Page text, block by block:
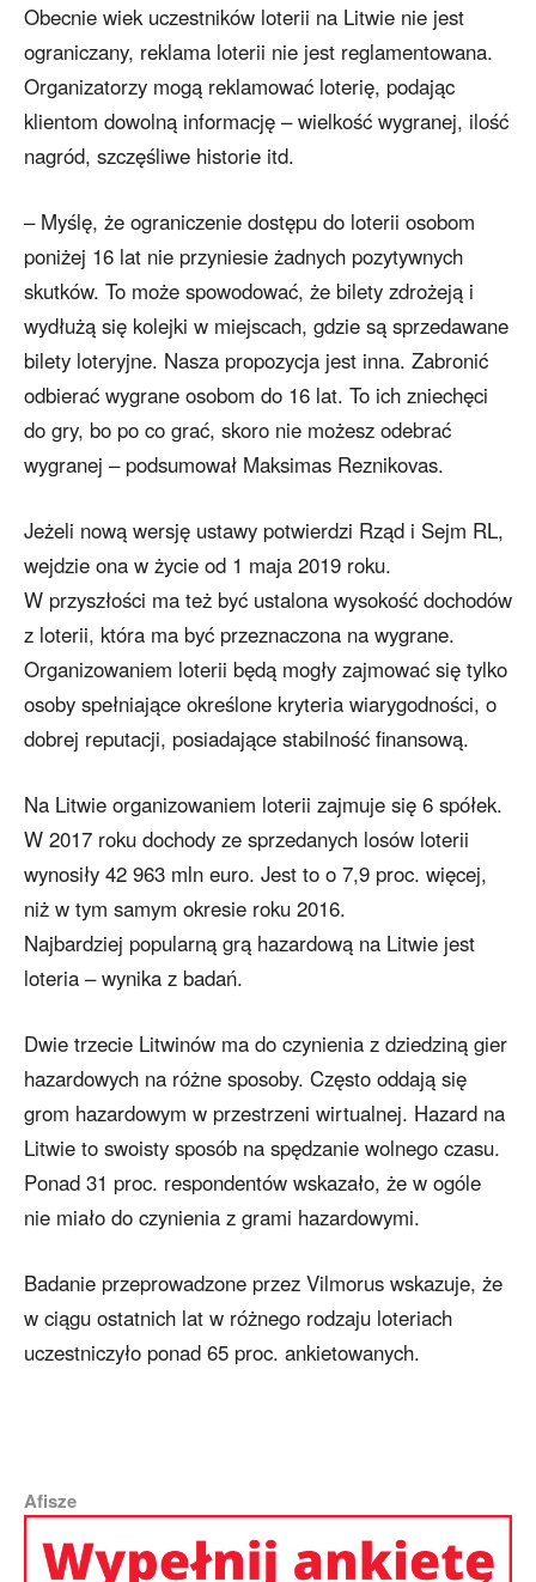
Obecnie wiek uczestników loterii na Litwie nie jest
ograniczany, reklama loterii nie jest reglamentowana.
Organizatorzy mogą reklamować loterię, podając
klientom dowolną informację – wielkość wygranej, ilość
nagród, szczęśliwe historie itd.
– Myślę, że ograniczenie dostępu do loterii osobom
poniżej 16 lat nie przyniesie żadnych pozytywnych
skutków. To może spowodować, że bilety zdrożeją i
wydłużą się kolejki w miejscach, gdzie są sprzedawane
bilety loteryjne. Nasza propozycja jest inna. Zabronić
odbierać wygrane osobom do 16 lat. To ich zniechęci
do gry, bo po co grać, skoro nie możesz odebrać
wygranej – podsumował Maksimas Reznikovas.
Jeżeli nową wersję ustawy potwierdzi Rząd i Sejm RL,
wejdzie ona w życie od 1 maja 2019 roku.
W przyszłości ma też być ustalona wysokość dochodów
z loterii, która ma być przeznaczona na wygrane.
Organizowaniem loterii będą mogły zajmować się tylko
osoby spełniające określone kryteria wiarygodności, o
dobrej reputacji, posiadające stabilność finansową.
Na Litwie organizowaniem loterii zajmuje się 6 spółek.
W 2017 roku dochody ze sprzedanych losów loterii
wynosiły 42 963 mln euro. Jest to o 7,9 proc. więcej,
niż w tym samym okresie roku 2016.
Najbardziej popularną grą hazardową na Litwie jest
loteria – wynika z badań.
Dwie trzecie Litwinów ma do czynienia z dziedziną gier
hazardowych na różne sposoby. Często oddają się
grom hazardowym w przestrzeni wirtualnej. Hazard na
Litwie to swoisty sposób na spędzanie wolnego czasu.
Ponad 31 proc. respondentów wskazało, że w ogóle
nie miało do czynienia z grami hazardowymi.
Badanie przeprowadzone przez Vilmorus wskazuje, że
w ciągu ostatnich lat w różnego rodzaju loteriach
uczestniczyło ponad 65 proc. ankietowanych.
Afisze